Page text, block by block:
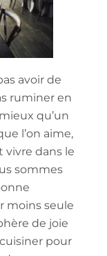
avoir de
ruminer en
qu’un
l’on aime,
dans le
sommes
moins seule
de joie
pour